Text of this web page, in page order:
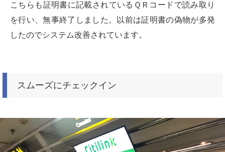
こちらも証明書に記載されているＱＲコードで読み取り
を行い、無事終了しました。以前は証明書の偽物が多発
したのでシステム改善されています。
スムーズにチェックイン